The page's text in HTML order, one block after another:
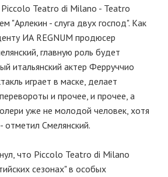
Piccolo Teatro di Milano - Teatro
"Арлекин - слуга двух господ". Как
ИА REGNUM продюсер
главную роль будет
итальянский актер Ферруччио
играет в маске, делает
и прочее, и прочее, а
уже не молодой человек, хотя
отметил Смелянский.
что Piccolo Teatro di Milano
сезонах" в особых